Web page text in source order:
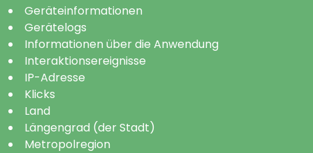
Geräteinformationen
Gerätelogs
Informationen über die Anwendung
Interaktionsereignisse
IP-Adresse
Klicks
Land
Längengrad (der Stadt)
Metropolregion